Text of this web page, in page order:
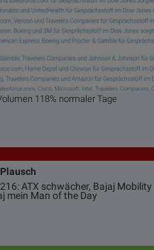
118% normaler Tage
ATX schwächer, Bajaj
mein Man of the Day